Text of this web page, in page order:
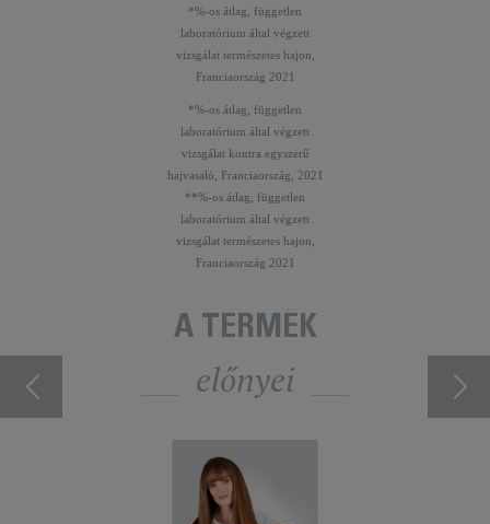
*%-os átlag, független
laboratórium által végzett
vizsgálat természetes hajon,
Franciaország 2021
*%-os átlag, független
laboratórium által végzett
vizsgálat kontra egyszerű
hajvasaló, Franciaország, 2021
**%-os átlag, független
laboratórium által végzett
vizsgálat természetes hajon,
Franciaország 2021
A TERMÉK
előnyei